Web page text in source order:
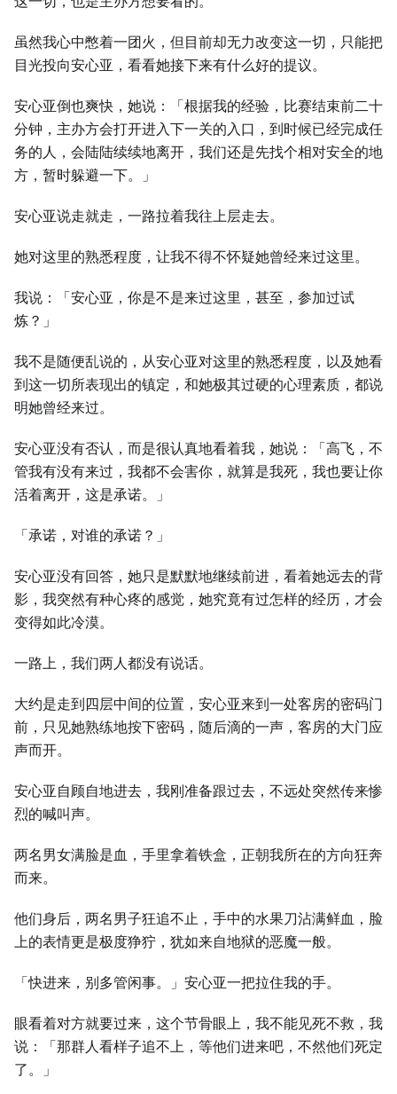
虽然我心中憋着一团火，但目前却无力改变这一切，只能把
目光投向安心亚，看看她接下来有什么好的提议。
安心亚倒也爽快，她说：「根据我的经验，比赛结束前二十
分钟，主办方会打开进入下一关的入口，到时候已经完成任
务的人，会陆陆续续地离开，我们还是先找个相对安全的地
方，暂时躲避一下。」
安心亚说走就走，一路拉着我往上层走去。
她对这里的熟悉程度，让我不得不怀疑她曾经来过这里。
我说：「安心亚，你是不是来过这里，甚至，参加过试
炼？」
我不是随便乱说的，从安心亚对这里的熟悉程度，以及她看
到这一切所表现出的镇定，和她极其过硬的心理素质，都说
明她曾经来过。
安心亚没有否认，而是很认真地看着我，她说：「高飞，不
管我有没有来过，我都不会害你，就算是我死，我也要让你
活着离开，这是承诺。」
「承诺，对谁的承诺？」
安心亚没有回答，她只是默默地继续前进，看着她远去的背
影，我突然有种心疼的感觉，她究竟有过怎样的经历，才会
变得如此冷漠。
一路上，我们两人都没有说话。
大约是走到四层中间的位置，安心亚来到一处客房的密码门
前，只见她熟练地按下密码，随后滴的一声，客房的大门应
声而开。
安心亚自顾自地进去，我刚准备跟过去，不远处突然传来惨
烈的喊叫声。
两名男女满脸是血，手里拿着铁盒，正朝我所在的方向狂奔
而来。
他们身后，两名男子狂追不止，手中的水果刀沾满鲜血，脸
上的表情更是极度狰狞，犹如来自地狱的恶魔一般。
「快进来，别多管闲事。」安心亚一把拉住我的手。
眼看着对方就要过来，这个节骨眼上，我不能见死不救，我
说：「那群人看样子追不上，等他们进来吧，不然他们死定
了。」